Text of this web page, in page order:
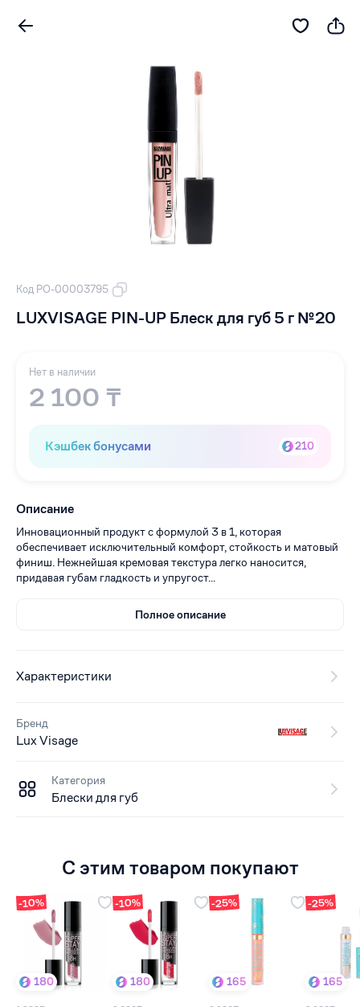
Код РО-00003795
LUXVISAGE PIN-UP Блеск для губ 5 г №20
Нет в наличии
2 100 ₸
Кэшбек бонусами 210
Описание
Инновационный продукт с формулой 3 в 1, которая
обеспечивает исключительный комфорт, стойкость и матовый
финиш. Нежнейшая кремовая текстура легко наносится,
придавая губам гладкость и упругост...
Полное описание
Характеристики
Бренд
Lux Visage
Категория
Блески для губ
С этим товаром покупают
-10%
180
-10%
180
-25%
165
-25%
165